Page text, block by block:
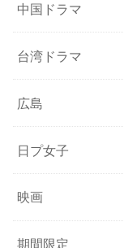
中国ドラマ
台湾ドラマ
広島
日プ女子
映画
期間限定